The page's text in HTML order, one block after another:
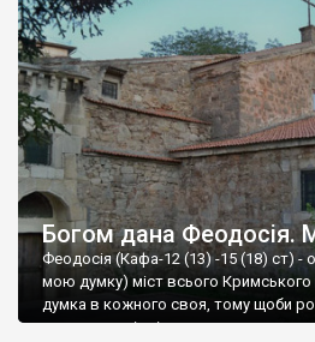
Богом дана Феодосія.
Феодосія (Кафа-12 (13) -15 (18) ст) -
мою думку) міст всього Кримського
думка в кожного своя, тому щоби
запрошую відвідати це